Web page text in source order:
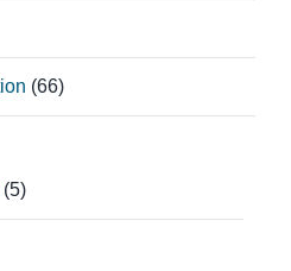
(66)
(5)